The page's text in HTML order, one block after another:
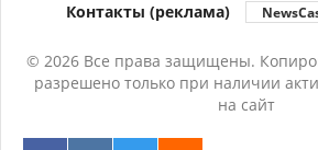
Контакты (реклама)
© 2026 Все права защищены.
разрешено только при наличии
на сайт